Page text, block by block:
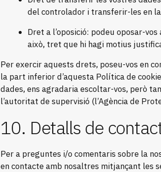
del controlador i transferir-les en
Dret a l’oposició: podeu oposar-
això, tret que hi hagi motius
Per exercir aquests drets, poseu-vos en
la part inferior d’aquesta Política de
dades, ens agradaria escoltar-vos, però
l’autoritat de supervisió (l’Agència de
10. Detalls de
Per a preguntes i/o comentaris sobre la
en contacte amb nosaltres mitjançant les